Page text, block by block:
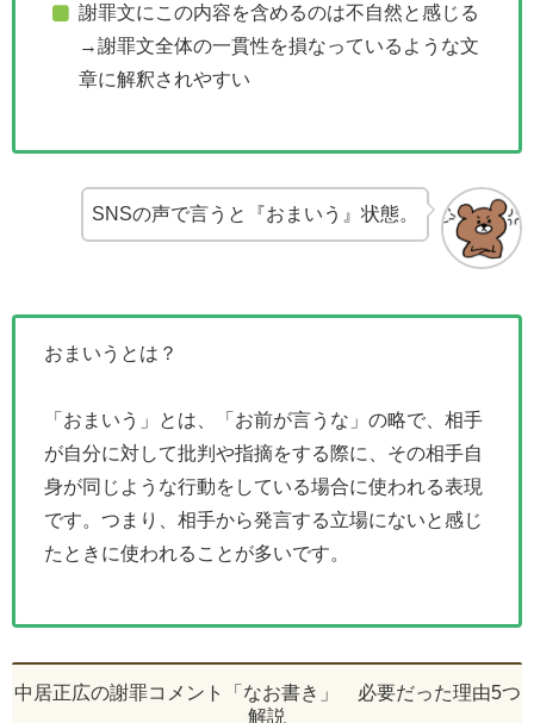
謝罪文にこの内容を含めるのは不自然と感じる
→謝罪文全体の一貫性を損なっているような文
章に解釈されやすい
SNSの声で言うと『おまいう』状態。
おまいうとは？
「おまいう」とは、「お前が言うな」の略で、相手
が自分に対して批判や指摘をする際に、その相手自
身が同じような行動をしている場合に使われる表現
です。つまり、相手から発言する立場にないと感じ
たときに使われることが多いです。
中居正広の謝罪コメント「なお書き」 必要だった理由5つ
解説